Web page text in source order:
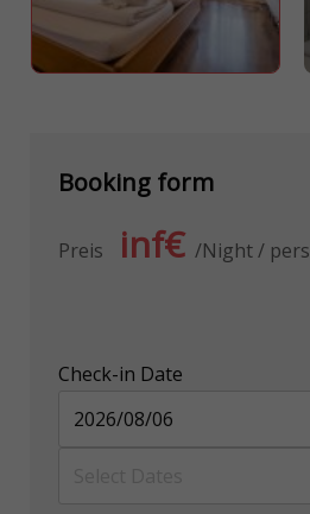
Booking form
Preis inf€ Night / pers
Check-in Date